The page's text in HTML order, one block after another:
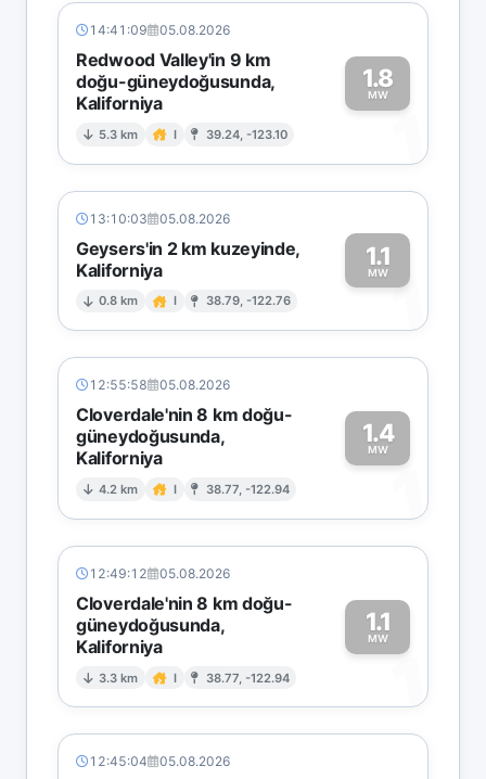
14:41:09 05.08.2026
Redwood Valley'in 9 km
doğu-güneydoğusunda,
Kaliforniya
5.3 km I 39.24, -123.10
1.8
MW
1
13:10:03 05.08.2026
Geysers'in 2 km kuzeyinde,
Kaliforniya
0.8 km I 38.79, -122.76
1.1
MW1
12:55:58 05.08.2026
Cloverdale'nin 8 km doğu-
güneydoğusunda,
Kaliforniya
4.2 km I 38.77, -122.94
1.4
MW
1
12:49:12 05.08.2026
Cloverdale'nin 8 km doğu-
güneydoğusunda,
Kaliforniya
3.3 km I 38.77, -122.94
1.1
MW
1
12:45:04 05.08.2026